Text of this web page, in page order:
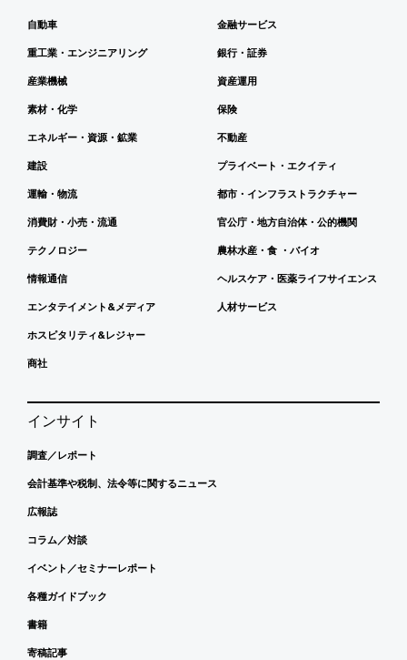
自動車
重工業・エンジニアリング
産業機械
素材・化学
エネルギー・資源・鉱業
建設
運輸・物流
消費財・小売・流通
テクノロジー
情報通信
エンタテイメント&メディア
ホスピタリティ&レジャー
商社
金融サービス
銀行・証券
資産運用
保険
不動産
プライベート・エクイティ
都市・インフラストラクチャー
官公庁・地方自治体・公的機関
農林水産・食 ・バイオ
ヘルスケア・医薬ライフサイエンス
人材サービス
インサイト
調査／レポート
会計基準や税制、法令等に関するニュース
広報誌
コラム／対談
イベント／セミナーレポート
各種ガイドブック
書籍
寄稿記事